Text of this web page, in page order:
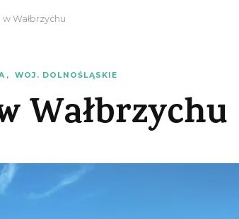
Wałbrzychu
WOJ. DOLNOŚLĄSKIE
Wałbrzychu